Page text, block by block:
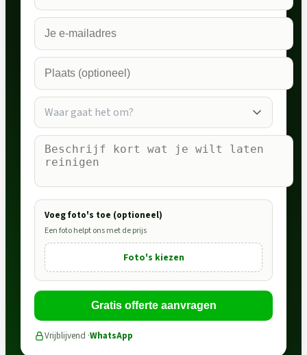
Waar gaat het om?
Voeg foto's toe (optioneel)
Een foto helpt ons met de prijs
Foto's kiezen
Gratis offerte aanvragen
Vrijblijvend ·WhatsApp